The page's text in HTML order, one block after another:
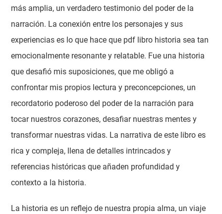
más amplia, un verdadero testimonio del poder de la
narración. La conexión entre los personajes y sus
experiencias es lo que hace que pdf libro historia sea tan
emocionalmente resonante y relatable. Fue una historia
que desafió mis suposiciones, que me obligó a
confrontar mis propios lectura y preconcepciones, un
recordatorio poderoso del poder de la narración para
tocar nuestros corazones, desafiar nuestras mentes y
transformar nuestras vidas. La narrativa de este libro es
rica y compleja, llena de detalles intrincados y
referencias históricas que añaden profundidad y
contexto a la historia.
La historia es un reflejo de nuestra propia alma, un viaje